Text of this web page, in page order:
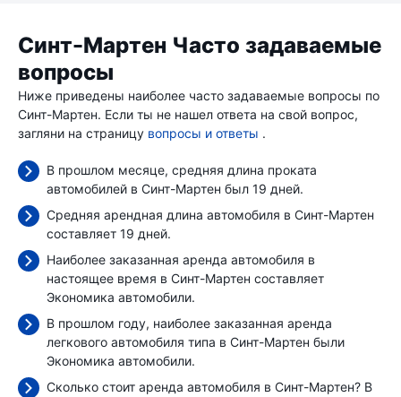
Синт-Мартен Часто задаваемые
вопросы
Ниже приведены наиболее часто задаваемые вопросы по
Синт-Мартен. Если ты не нашел ответа на свой вопрос,
загляни на страницу вопросы и ответы .
В прошлом месяце, средняя длина проката
автомобилей в Синт-Мартен был 19 дней.
Средняя арендная длина автомобиля в Синт-Мартен
составляет 19 дней.
Наиболее заказанная аренда автомобиля в
настоящее время в Синт-Мартен составляет
Экономика автомобили.
В прошлом году, наиболее заказанная аренда
легкового автомобиля типа в Синт-Мартен были
Экономика автомобили.
Сколько стоит аренда автомобиля в Синт-Мартен? В